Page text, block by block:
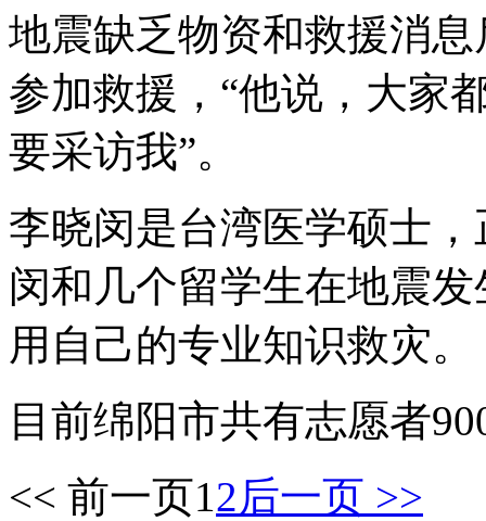
地震缺乏物资和救援消
参加救援，“他说，大家
要采访我”。
李晓闵是台湾医学硕士
闵和几个留学生在地震
用自己的专业知识救灾。
目前绵阳市共有志愿者
<< 前一页12后一页 >>